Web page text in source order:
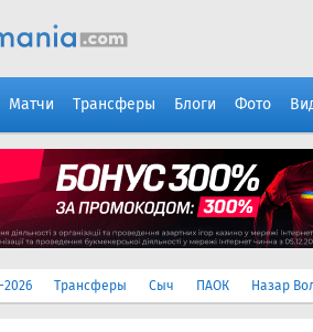
Матчи Трансферы Блоги Фото
Трансферы Сыч ПАОК Назар